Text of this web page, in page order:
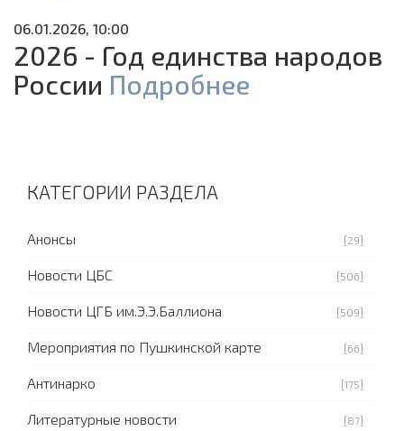
06.01.2026, 10:00
2026 - Год единства народов
России Подробнее
КАТЕГОРИИ РАЗДЕЛА
Анонсы [29]
Новости ЦБС [506]
Новости ЦГБ им.Э.Э.Баллиона [509]
Мероприятия по Пушкинской карте [66]
Антинарко [175]
Литературные новости [87]